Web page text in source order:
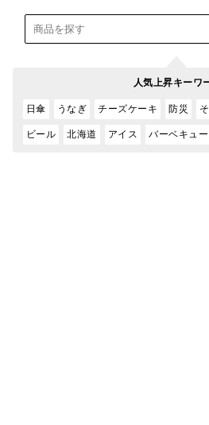
人気上昇キーワ
日傘 うなぎ チーズケーキ 防災
ビール 北海道 アイス バーベキュー